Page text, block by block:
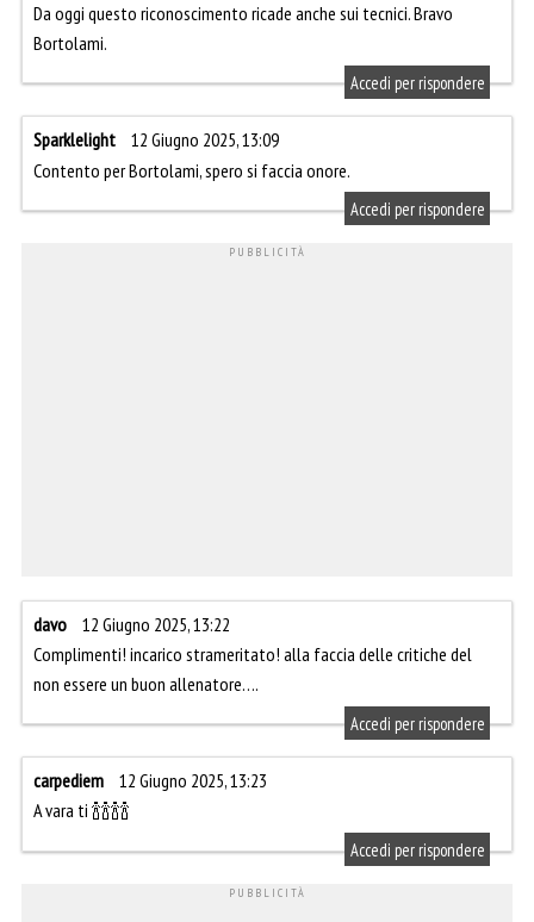
Da oggi questo riconoscimento ricade anche sui tecnici. Bravo
Bortolami.
Accedi per rispondere
Sparklelight
12 Giugno 2025, 13:09
Contento per Bortolami, spero si faccia onore.
Accedi per rispondere
davo
12 Giugno 2025, 13:22
Complimenti! incarico strameritato! alla faccia delle critiche del
non essere un buon allenatore….
Accedi per rispondere
carpediem
12 Giugno 2025, 13:23
A vara ti 🍾🍾🍾🍾
Accedi per rispondere